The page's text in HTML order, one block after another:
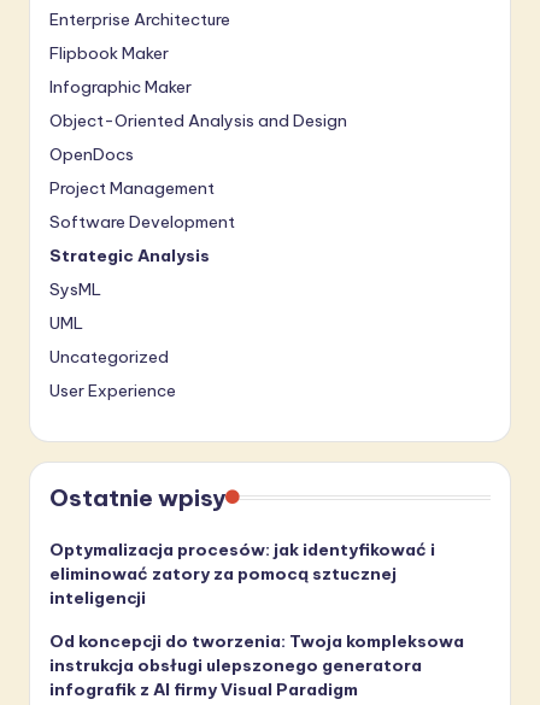
Enterprise Architecture
Flipbook Maker
Infographic Maker
Object-Oriented Analysis and Design
OpenDocs
Project Management
Software Development
Strategic Analysis
SysML
UML
Uncategorized
User Experience
Ostatnie wpisy
Optymalizacja procesów: jak identyfikować i
eliminować zatory za pomocą sztucznej
inteligencji
Od koncepcji do tworzenia: Twoja kompleksowa
instrukcja obsługi ulepszonego generatora
infografik z AI firmy Visual Paradigm